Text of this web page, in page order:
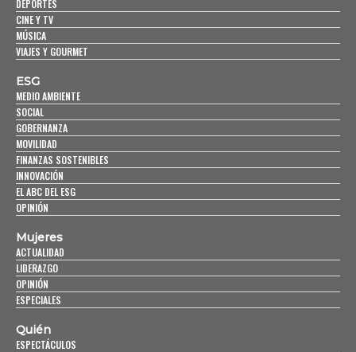
DEPORTES
CINE Y TV
MÚSICA
VIAJES Y GOURMET
ESG
MEDIO AMBIENTE
SOCIAL
GOBERNANZA
MOVILIDAD
FINANZAS SOSTENIBLES
INNOVACIÓN
EL ABC DEL ESG
OPINIÓN
Mujeres
ACTUALIDAD
LIDERAZGO
OPINIÓN
ESPECIALES
Quién
ESPECTÁCULOS